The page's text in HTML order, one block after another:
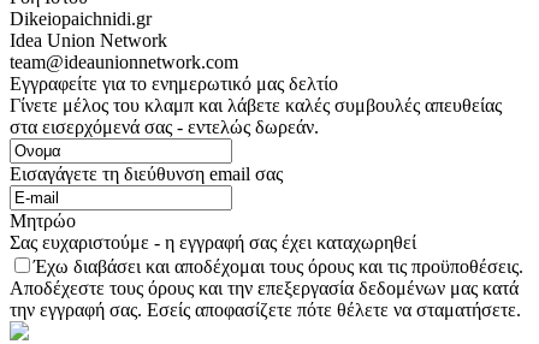
Dikeiopaichnidi.gr
Idea Union Network
team@ideaunionnetwork.com
Εγγραφείτε για το ενημερωτικό μας δελτίο
Γίνετε μέλος του κλαμπ και λάβετε καλές συμβουλές απευθείας
στα εισερχόμενά σας - εντελώς δωρεάν.
Εισαγάγετε τη διεύθυνση email σας
Μητρώο
Σας ευχαριστούμε - η εγγραφή σας έχει καταχωρηθεί
Έχω διαβάσει και αποδέχομαι τους όρους και τις προϋποθέσεις.
Αποδέχεστε τους όρους και την επεξεργασία δεδομένων μας κατά
την εγγραφή σας. Εσείς αποφασίζετε πότε θέλετε να σταματήσετε.